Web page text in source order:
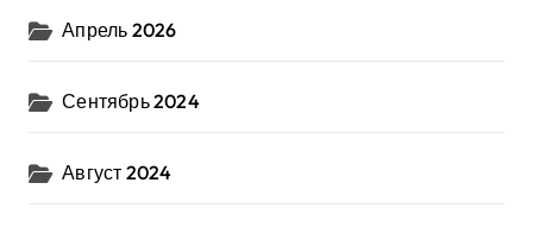
Апрель 2026
Сентябрь 2024
Август 2024